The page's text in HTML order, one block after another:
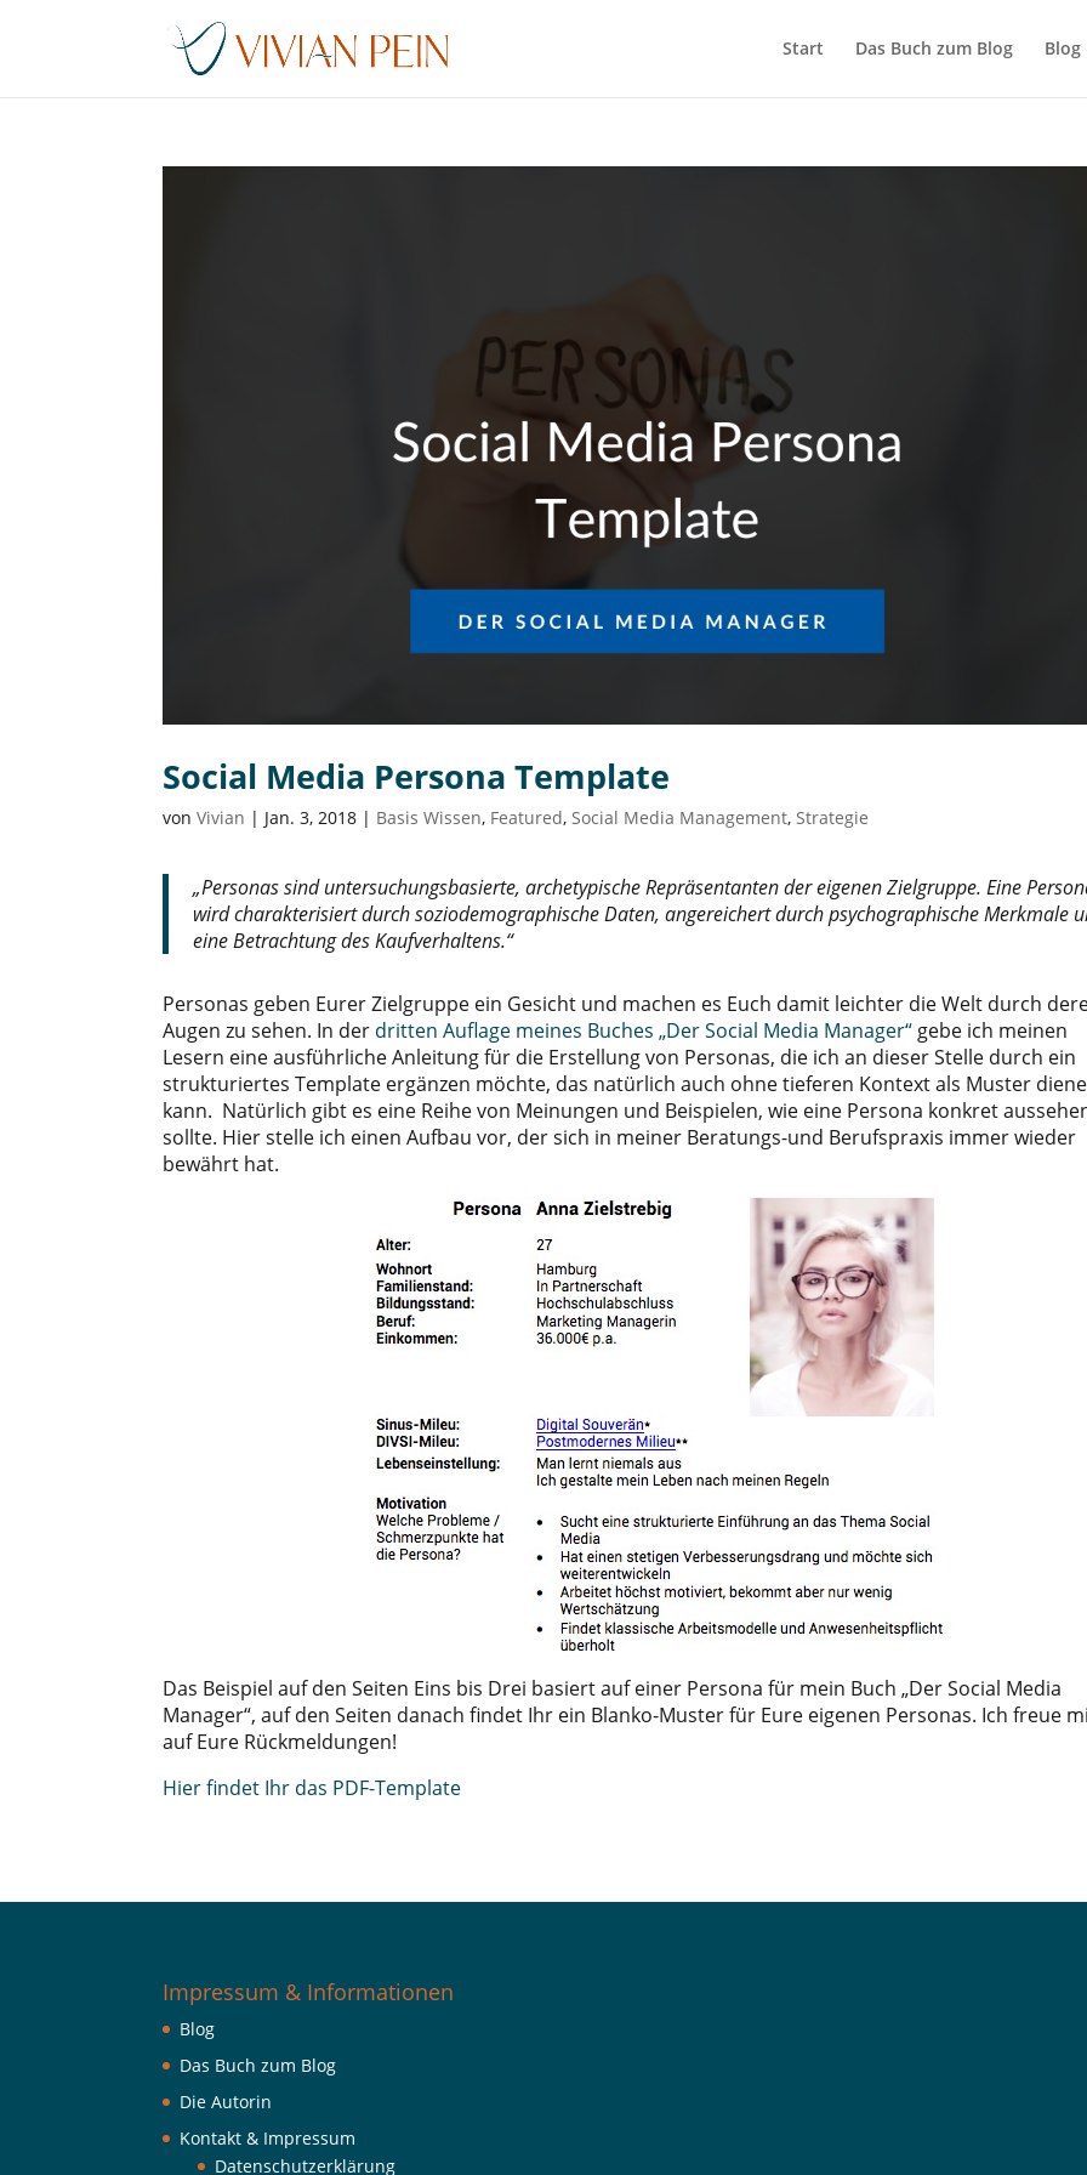
Start Das Buch zum Blog Blog
Social Media Persona Template
vonVivian | Jan. 3, 2018 | Basis Wissen, Featured,Social Media Management,Strategie
„Personas sind untersuchungsbasierte, archetypische Repräsentanten der eigenen Zielgruppe. Eine
wird charakterisiert durch soziodemographische Daten, angereichert durch psychographische Merkmale
eine Betrachtung des Kaufverhaltens.“
Personas geben Eurer Zielgruppe ein Gesicht und machen es Euch damit leichter die Welt durch
Augen zu sehen. In der dritten Auflage meines Buches „Der Social Media Manager“ gebe ich meinen
Lesern eine ausführliche Anleitung für die Erstellung von Personas, die ich an dieser Stelle durch ein
strukturiertes Template ergänzen möchte, das natürlich auch ohne tieferen Kontext als Muster
kann. Natürlich gibt es eine Reihe von Meinungen und Beispielen, wie eine Persona konkret
sollte. Hier stelle ich einen Aufbau vor, der sich in meiner Beratungs-und Berufspraxis immer wieder
bewährt hat.
Das Beispiel auf den Seiten Eins bis Drei basiert auf einer Persona für mein Buch „Der Social Media
Manager“, auf den Seiten danach findet Ihr ein Blanko-Muster für Eure eigenen Personas. Ich freue
auf Eure Rückmeldungen!
Hier findet Ihr das PDF-Template
Impressum & Informationen
Blog
Das Buch zum Blog
Die Autorin
Kontakt & Impressum
Datenschutzerklärung